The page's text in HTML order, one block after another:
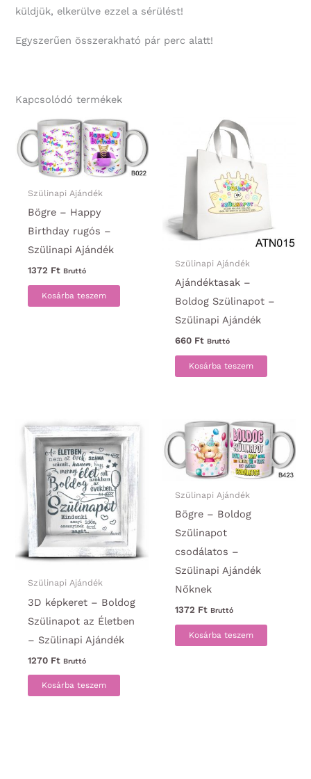
küldjük, elkerülve ezzel a sérülést!
Egyszerűen összerakható pár perc alatt!
Kapcsolódó termékek
Szülinapi Ajándék
Bögre – Happy
Birthday rugós –
Szülinapi Ajándék
1372 Ft Bruttó
Kosárba teszem
Szülinapi Ajándék
Ajándéktasak –
Boldog Szülinapot –
Szülinapi Ajándék
660 Ft Bruttó
Kosárba teszem
Szülinapi Ajándék
3D képkeret – Boldog
Szülinapot az Életben
– Szülinapi Ajándék
1270 Ft Bruttó
Kosárba teszem
Szülinapi Ajándék
Bögre – Boldog
Szülinapot
csodálatos –
Szülinapi Ajándék
Nőknek
1372 Ft Bruttó
Kosárba teszem